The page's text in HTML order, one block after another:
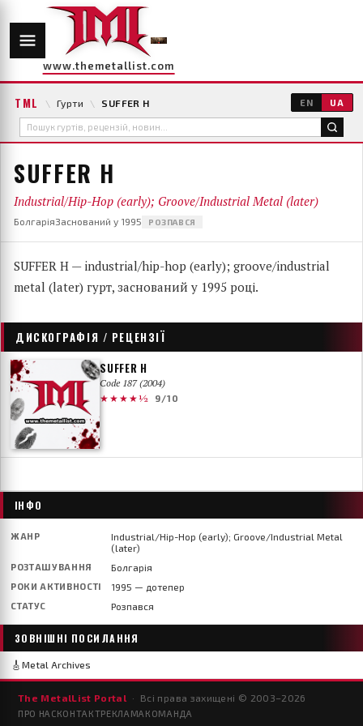
www.themetallist.com
TML \ Гурти \ SUFFER H EN UA
SUFFER H
Industrial/Hip-Hop (early); Groove/Industrial Metal (later)
БолгаріяЗаснований у 1995 РОЗПАВСЯ
SUFFER H — industrial/hip-hop (early); groove/industrial
metal (later) гурт, заснований у 1995 році.
ДИСКОГРАФІЯ / РЕЦЕНЗІЇ
SUFFER H
Code 187 (2004)
★★★★½
9/10
ІНФО
ЖАНР
Industrial/Hip-Hop (early); Groove/Industrial Metal
(later)
РОЗТАШУВАННЯ Болгарія
РОКИ АКТИВНОСТІ 1995 — дотепер
СТАТУС Розпався
ЗОВНІШНІ ПОСИЛАННЯ
🎸 Metal Archives
The MetalList Portal · Всі права захищені © 2003–2026
ПРО НАСКОНТАКТРЕКЛАМА КОМАНДА